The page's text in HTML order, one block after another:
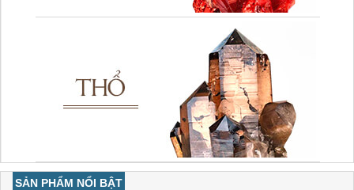
SẢN PHẨM NỔI BẬT